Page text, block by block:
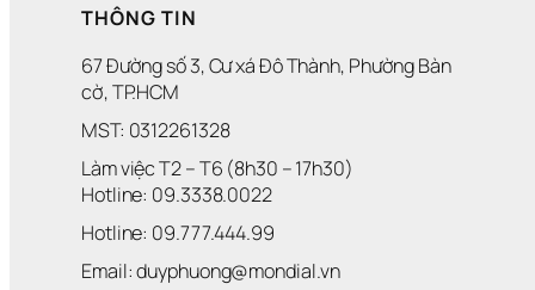
THÔNG TIN
67 Đường số 3, Cư xá Đô Thành, Phường Bàn
cờ, TP.HCM
MST: 0312261328
Làm việc T2 – T6 (8h30 – 17h30)
Hotline: 09.3338.0022
Hotline: 09.777.444.99
Email: duyphuong@mondial.vn